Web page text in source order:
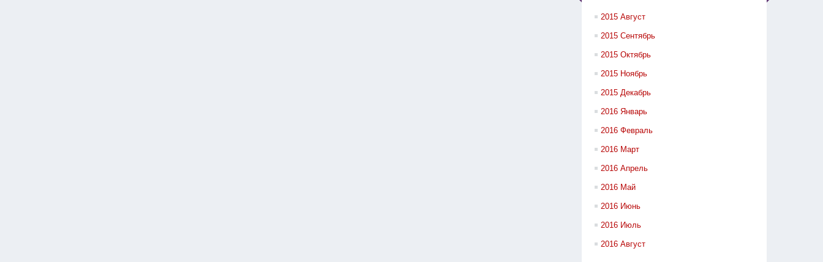
2015 Август
2015 Сентябрь
2015 Октябрь
2015 Ноябрь
2015 Декабрь
2016 Январь
2016 Февраль
2016 Март
2016 Апрель
2016 Май
2016 Июнь
2016 Июль
2016 Август